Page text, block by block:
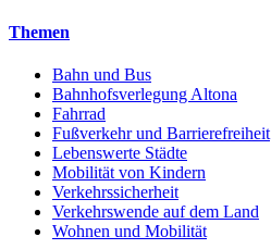
Themen
Bahn und Bus
Bahnhofsverlegung Altona
Fahrrad
Fußverkehr und Barrierefreiheit
Lebenswerte Städte
Mobilität von Kindern
Verkehrssicherheit
Verkehrswende auf dem Land
Wohnen und Mobilität